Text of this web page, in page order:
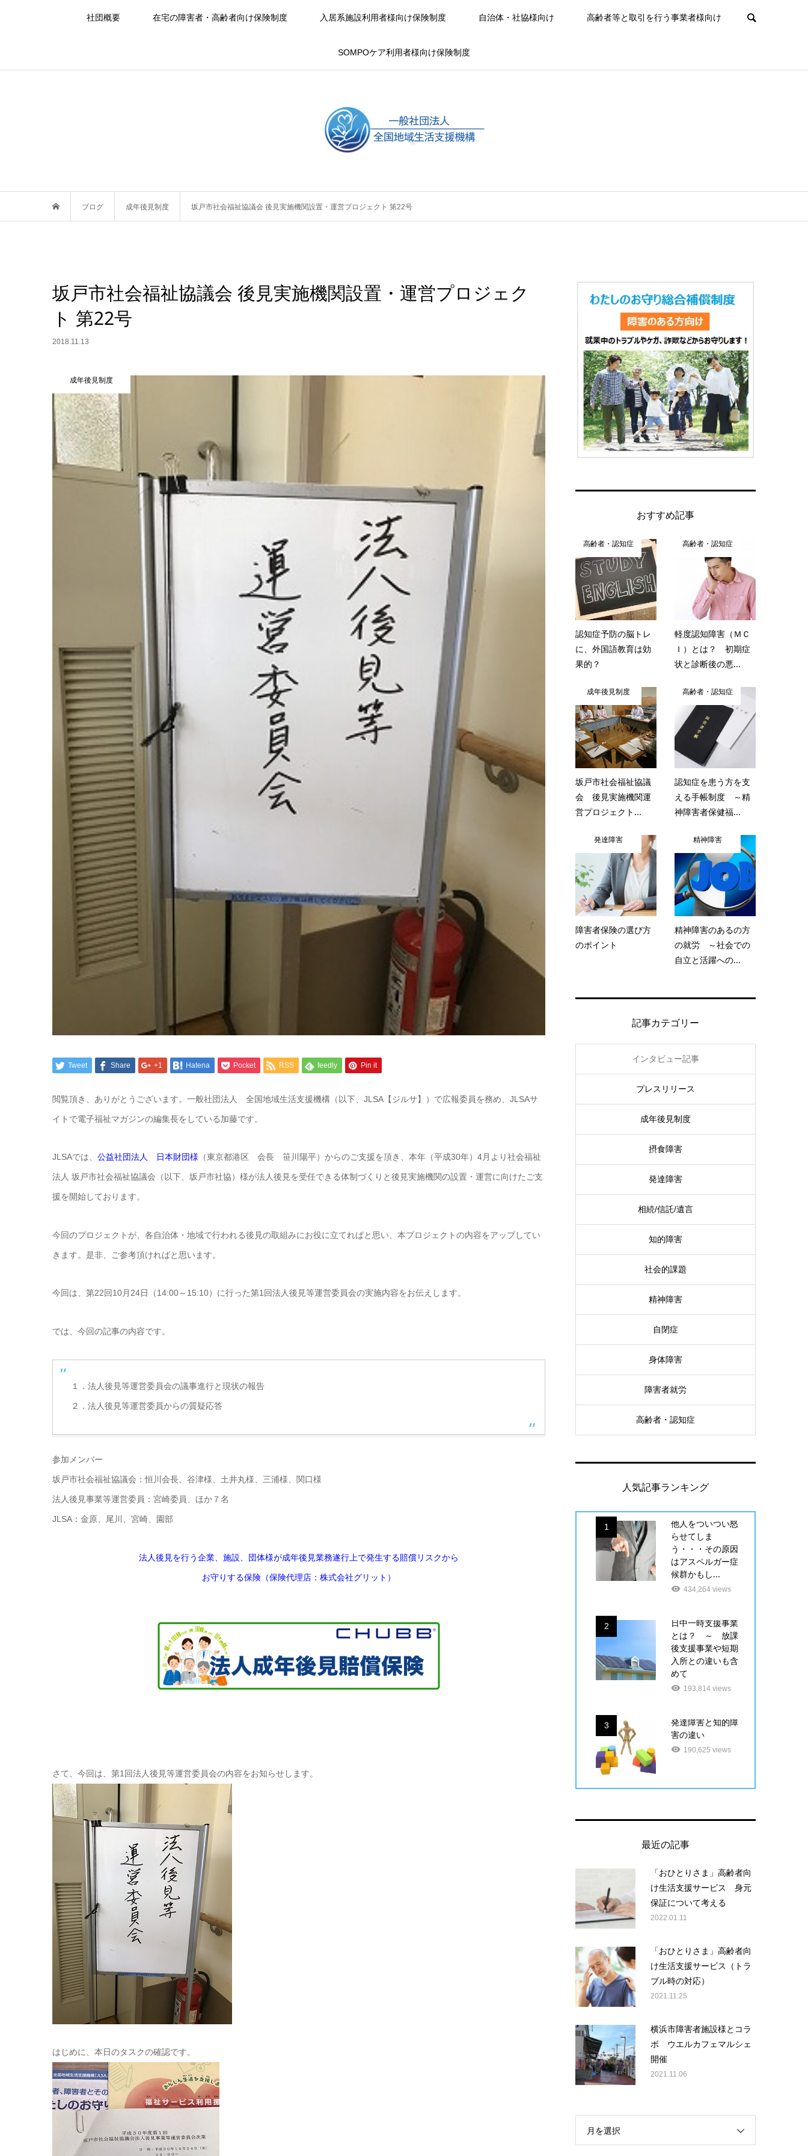
社団概要 在宅の障害者・高齢者向け保険制度 入居系施設利用者様向け保険制度 自治体・社協様向け 高齢者等と取引を行う事業者様向け
SOMPOケア利用者様向け保険制度
ブログ 成年後見制度 坂戸市社会福祉協議会 後見実施機関設置・運営プロジェクト 第22号
坂戸市社会福祉協議会 後見実施機関設置・運営プロジェク
ト 第22号
2018.11.13
成年後見制度
Tweet Share +1 Hatena Pocket RSS feedly Pin it
閲覧頂き、ありがとうございます。一般社団法人 全国地域生活支援機構（以下、JLSA【ジルサ】）で広報委員を務め、JLSAサ
イトで電子福祉マガジンの編集長をしている加藤です。
JLSAでは、 公益社団法人 日本財団様 （東京都港区 会長 笹川陽平）からのご支援を頂き、本年（平成30年）4月より社会福祉
法人 坂戸市社会福祉協議会（以下、坂戸市社協）様が法人後見を受任できる体制づくりと後見実施機関の設置・運営に向けたご支
援を開始しております。
今回のプロジェクトが、各自治体・地域で行われる後見の取組みにお役に立てればと思い、本プロジェクトの内容をアップしてい
きます。是非、ご参考頂ければと思います。
今回は、第22回10月24日（14:00～15:10）に行った第1回法人後見等運営委員会の実施内容をお伝えします。
では、今回の記事の内容です。
１．法人後見等運営委員会の議事進行と現状の報告
２．法人後見等運営委員からの質疑応答
参加メンバー
坂戸市社会福祉協議会：恒川会長、谷津様、土井丸様、三浦様、関口様
法人後見事業等運営委員：宮崎委員、ほか７名
JLSA：金原、尾川、宮崎、園部
法人後見を行う企業、施設、団体様が成年後見業務遂行上で発生する賠償リスクから
お守りする保険（保険代理店：株式会社グリット）
さて、今回は、第1回法人後見等運営委員会の内容をお知らせします。
はじめに、本日のタスクの確認です。
おすすめ記事
高齢者・認知症
認知症予防の脳トレ
に、外国語教育は効
果的？
高齢者・認知症
軽度認知障害（ＭＣ
Ｉ）とは？ 初期症
状と診断後の悪...
成年後見制度
坂戸市社会福祉協議
会 後見実施機関運
営プロジェクト...
高齢者・認知症
認知症を患う方を支
える手帳制度 ～精
神障害者保健福...
発達障害
障害者保険の選び方
のポイント
精神障害
精神障害のあるの方
の就労 ～社会での
自立と活躍への...
記事カテゴリー
インタビュー記事
プレスリリース
成年後見制度
摂食障害
発達障害
相続/信託/遺言
知的障害
社会的課題
精神障害
自閉症
身体障害
障害者就労
高齢者・認知症
人気記事ランキング
1
他人をついつい怒
らせてしま
う・・・その原因
はアスペルガー症
候群かもし...
434,264 views
2
日中一時支援事業
とは？ ～ 放課
後支援事業や短期
入所との違いも含
めて
193,814 views
3
発達障害と知的障
害の違い
190,625 views
最近の記事
「おひとりさま」高齢者向
け生活支援サービス 身元
保証について考える
2022.01.11
「おひとりさま」高齢者向
け生活支援サービス（トラ
ブル時の対応）
2021.11.25
横浜市障害者施設様とコラ
ボ ウエルカフェマルシェ
開催
2021.11.06
月を選択